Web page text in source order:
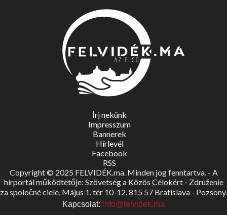
Írj nekünk
Impresszum
Bannerek
Hírlevél
Facebook
RSS
Copyright © 2025 FELVIDÉK.ma. Minden jog fenntartva. - A
hírportál működtetője: Szövetség a Közös Célokért - Združenie
za spoločné ciele, Május 1. tér 10-12, 815 57 Bratislava - Pozsony.
Kapcsolat: info@felvidek.ma